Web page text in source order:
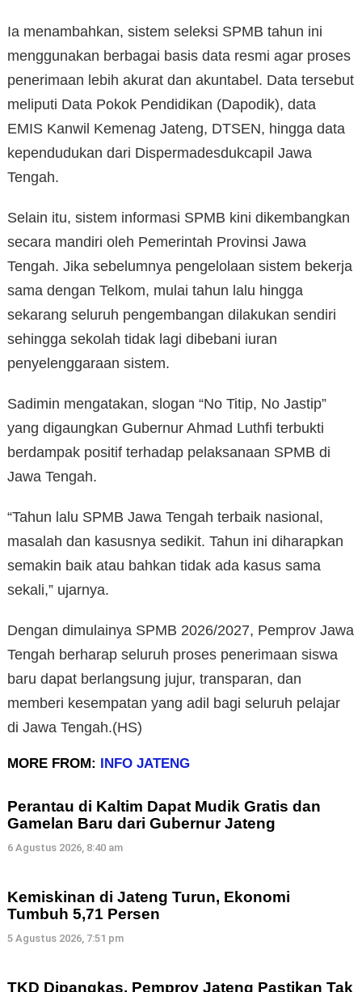
Ia menambahkan, sistem seleksi SPMB tahun ini
menggunakan berbagai basis data resmi agar proses
penerimaan lebih akurat dan akuntabel. Data tersebut
meliputi Data Pokok Pendidikan (Dapodik), data
EMIS Kanwil Kemenag Jateng, DTSEN, hingga data
kependudukan dari Dispermadesdukcapil Jawa
Tengah.
Selain itu, sistem informasi SPMB kini dikembangkan
secara mandiri oleh Pemerintah Provinsi Jawa
Tengah. Jika sebelumnya pengelolaan sistem bekerja
sama dengan Telkom, mulai tahun lalu hingga
sekarang seluruh pengembangan dilakukan sendiri
sehingga sekolah tidak lagi dibebani iuran
penyelenggaraan sistem.
Sadimin mengatakan, slogan “No Titip, No Jastip”
yang digaungkan Gubernur Ahmad Luthfi terbukti
berdampak positif terhadap pelaksanaan SPMB di
Jawa Tengah.
“Tahun lalu SPMB Jawa Tengah terbaik nasional,
masalah dan kasusnya sedikit. Tahun ini diharapkan
semakin baik atau bahkan tidak ada kasus sama
sekali,” ujarnya.
Dengan dimulainya SPMB 2026/2027, Pemprov Jawa
Tengah berharap seluruh proses penerimaan siswa
baru dapat berlangsung jujur, transparan, dan
memberi kesempatan yang adil bagi seluruh pelajar
di Jawa Tengah.(HS)
MORE FROM: INFO JATENG
Perantau di Kaltim Dapat Mudik Gratis dan
Gamelan Baru dari Gubernur Jateng
6 Agustus 2026, 8:40 am
Kemiskinan di Jateng Turun, Ekonomi
Tumbuh 5,71 Persen
5 Agustus 2026, 7:51 pm
TKD Dipangkas, Pemprov Jateng Pastikan Tak